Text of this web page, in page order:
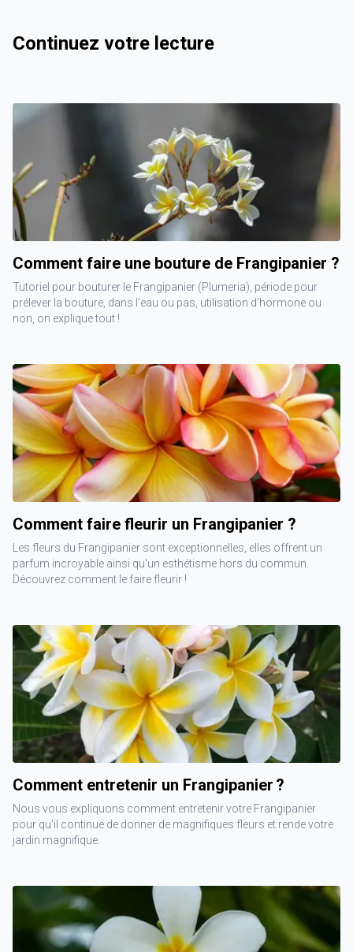
Continuez votre lecture
Comment faire une bouture de Frangipanier ?
Tutoriel pour bouturer le Frangipanier (Plumeria), période pour
prélever la bouture, dans l'eau ou pas, utilisation d'hormone ou
non, on explique tout !
Comment faire fleurir un Frangipanier ?
Les fleurs du Frangipanier sont exceptionnelles, elles offrent un
parfum incroyable ainsi qu'un esthétisme hors du commun.
Découvrez comment le faire fleurir !
Comment entretenir un Frangipanier ?
Nous vous expliquons comment entretenir votre Frangipanier
pour qu'il continue de donner de magnifiques fleurs et rende votre
jardin magnifique.